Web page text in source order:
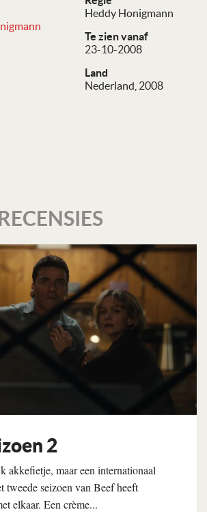
Heddy Honigmann
Te zien vanaf
23-10-2008
Land
Nederland, 2008
2
akkefietje, maar een internationaal
tweede seizoen van Beef heeft
elkaar. Een crème...